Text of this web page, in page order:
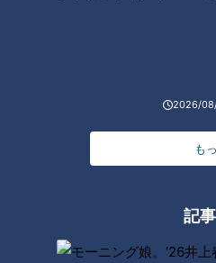
2026/
も
記